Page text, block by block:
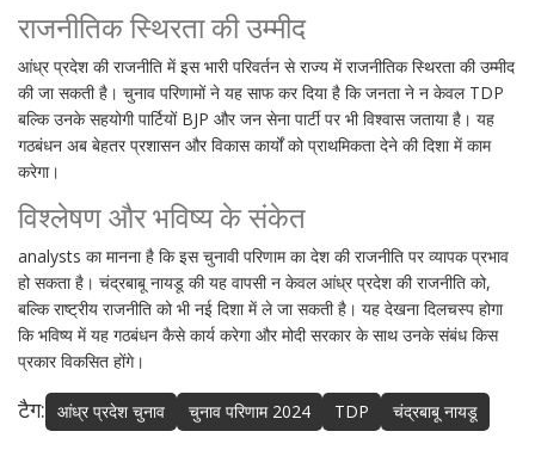
राजनीतिक स्थिरता की उम्मीद
आंध्र प्रदेश की राजनीति में इस भारी परिवर्तन से राज्य में राजनीतिक स्थिरता की उम्मीद
की जा सकती है। चुनाव परिणामों ने यह साफ कर दिया है कि जनता ने न केवल TDP
बल्कि उनके सहयोगी पार्टियों BJP और जन सेना पार्टी पर भी विश्वास जताया है। यह
गठबंधन अब बेहतर प्रशासन और विकास कार्यों को प्राथमिकता देने की दिशा में काम
करेगा।
विश्लेषण और भविष्य के संकेत
analysts का मानना है कि इस चुनावी परिणाम का देश की राजनीति पर व्यापक प्रभाव
हो सकता है। चंद्रबाबू नायडू की यह वापसी न केवल आंध्र प्रदेश की राजनीति को,
बल्कि राष्ट्रीय राजनीति को भी नई दिशा में ले जा सकती है। यह देखना दिलचस्प होगा
कि भविष्य में यह गठबंधन कैसे कार्य करेगा और मोदी सरकार के साथ उनके संबंध किस
प्रकार विकसित होंगे।
टैग: आंध्र प्रदेश चुनाव चुनाव परिणाम 2024 TDP चंद्रबाबू नायडू